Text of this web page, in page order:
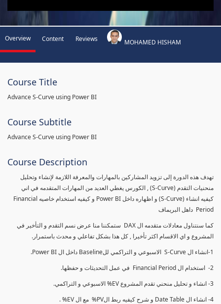
Overview Content Reviews MOHAMED HISHAM
Course Title
Advance S-Curve using Power BI
Course Subtitle
Advance S-Curve using Power BI
Course Description
تهدف هذه الدورة إلى تزويد المشاركين بالمهارات والمعرفة اللازمة لإنشاء وتحليل
منحنيات التقدم (S-Curve) , الكورس يغطي العديد من المهارات المتقدمه في اني
كيفيه انشاء (S-Curve) و اظهاره داخل Power BI و كيفيه استخدام خاصيه Financial
Period داهل البريماف
كما سنتناول معادلات متقدمه ال DAX ستمكننا منا عرض نسم التقدم و التأخير في
المشروع و اي الاقسام اكثر تأخيرا , كل هذا بشكل تفاعلي و محدث باستمرار.
1-انشاء ال S-Curve الاسبوعي و التراكمي للBaseline داخل ال Power BI.
2- استخدام ال Financial Period في عمل التحديثات و حفظها.
3- انشاء و تحليل منحني تقدم المشروع EV% الاسبوعي و التراكمي.
4- انشاء ال Date Table و شرح كيفيه ربط الPV% مع ال EV% .